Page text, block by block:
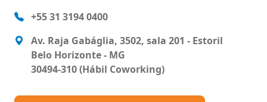
+55 31 3194 0400
Av. Raja Gabáglia, 3502, sala 201 - Estoril
Belo Horizonte - MG
30494-310 (Hábil Coworking)